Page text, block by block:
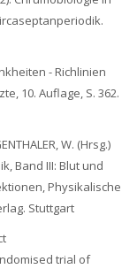
- Richlinien
10. Auflage, S. 362.
W. (Hrsg.)
Band III: Blut und
Physikalische
Stuttgart
trial of